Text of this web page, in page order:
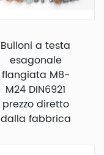
Bulloni a testa
esagonale
flangiata M8-
M24 DIN6921
prezzo diretto
dalla fabbrica